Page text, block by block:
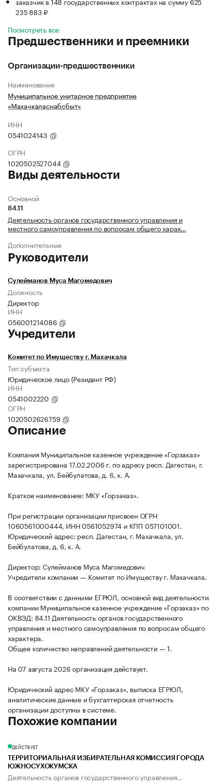
235 883 ₽
Посмотреть все
Предшественники и преемники
Организации-предшественники
Наименование
Муниципальное унитарное предприятие
«Махачкаласнабсбыт»
ИНН
0541024143
ОГРН
1020502527044
Виды деятельности
Основной
84.11
Деятельность органов государственного управления и
местного самоуправления по вопросам общего харак…
Дополнительные
Руководители
Сулейманов Муса Магомедович
Должность
Директор
ИНН
056001214086
Учредители
Комитет по Имуществу г. Махачкала
Тип субъекта
Юридическое лицо (Резидент РФ)
ИНН
0541002220
ОГРН
1020502626759
Описание
Компания Муниципальное казенное учреждение «Горзаказ»
зарегистрирована 17.02.2006 г. по адресу респ. Дагестан, г.
Махачкала, ул. Бейбулатова, д. 6, к. А.
Краткое наименование: МКУ «Горзаказ».
При регистрации организации присвоен ОГРН
1060561000444, ИНН 0561052974 и КПП 057101001.
Юридический адрес: респ. Дагестан, г. Махачкала, ул.
Бейбулатова, д. 6, к. А.
Директор: Сулейманов Муса Магомедович
Учредители компании — Комитет по Имуществу г. Махачкала.
В соответствии с данными ЕГРЮЛ, основной вид деятельности
компании Муниципальное казенное учреждение «Горзаказ» по
ОКВЭД: 84.11 Деятельность органов государственного
управления и местного самоуправления по вопросам общего
характера.
Общее количество направлений деятельности — 1.
На 07 августа 2026 организация действует.
Юридический адрес МКУ «Горзаказ», выписка ЕГРЮЛ,
аналитические данные и бухгалтерская отчетность
организации доступны в системе.
Похожие компании
ДЕЙСТВУЕТ
ТЕРРИТОРИАЛЬНАЯ ИЗБИРАТЕЛЬНАЯ КОМИССИЯ ГОРОДА
ЮЖНОСУХОКУМСКА
Деятельность органов государственного управления...